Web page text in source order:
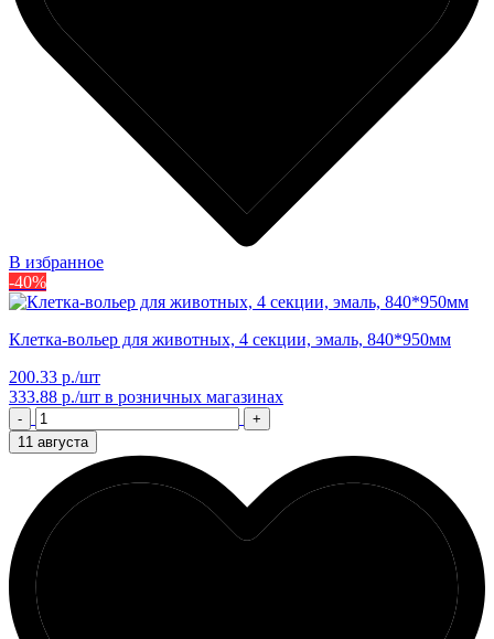
В избранное
-40%
Клетка-вольер для животных, 4 секции, эмаль, 840*950мм
200.33 р./шт
333.88 р./шт в розничных магазинах
-
+
11 августа